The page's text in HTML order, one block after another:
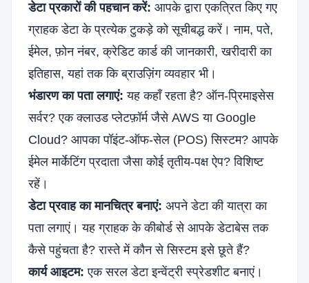
डेटा प्रकारों की पहचान करें: आपके द्वारा एकत्रित किए गए
ग्राहक डेटा के प्रत्येक टुकड़े को सूचीबद्ध करें। नाम, पते,
ईमेल, फ़ोन नंबर, क्रेडिट कार्ड की जानकारी, खरीदारी का
इतिहास, यहां तक कि ब्राउज़िंग व्यवहार भी।
भंडारण का पता लगाएं: यह कहाँ रहता है? ऑन-प्रिमाइसेस
सर्वर? एकक्लाउड प्लेटफ़ॉर्मजैसे AWS या Google
Cloud? आपका पॉइंट-ऑफ-सेल (POS) सिस्टम? आपके
ईमेल मार्केटिंग प्रदाता जैसा कोई तृतीय-पक्ष ऐप? विशिष्ट
रहें।
डेटा प्रवाह का मानचित्र बनाएं: अपने डेटा की यात्रा का
पता लगाएं। यह ग्राहक के कीबोर्ड से आपके डेटाबेस तक
कैसे पहुंचता है? रास्ते में कौन से सिस्टम इसे छूते हैं?
कार्य आइटम: एक सरल डेटा इन्वेंट्री स्प्रेडशीट बनाएं।